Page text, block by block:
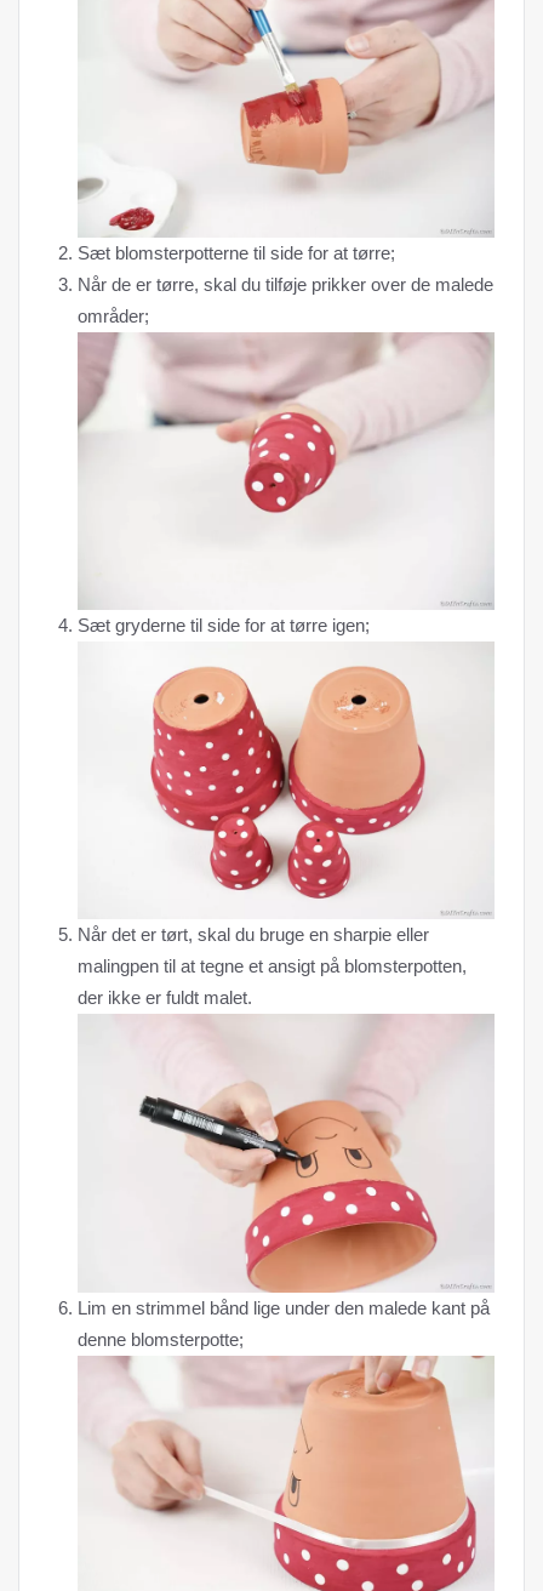
Sæt blomsterpotterne til side for at tørre;
Når de er tørre, skal du tilføje prikker over de malede
områder;
Sæt gryderne til side for at tørre igen;
Når det er tørt, skal du bruge en sharpie eller
malingpen til at tegne et ansigt på blomsterpotten,
der ikke er fuldt malet.
Lim en strimmel bånd lige under den malede kant på
denne blomsterpotte;